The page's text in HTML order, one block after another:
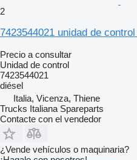
2
7423544021 unidad de
Precio a consultar
Unidad de control
7423544021
diésel
Italia, Vicenza, Thiene
Trucks Italiana Spareparts
Contacte con el vendedor
¿Vende vehículos o maquinaria?